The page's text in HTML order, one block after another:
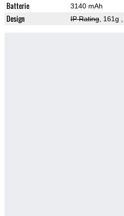
Batterie 3140 mAh
Design IP Rating, 161g